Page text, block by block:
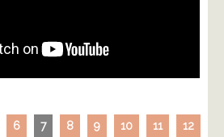
6 7 8 9 10 11 12